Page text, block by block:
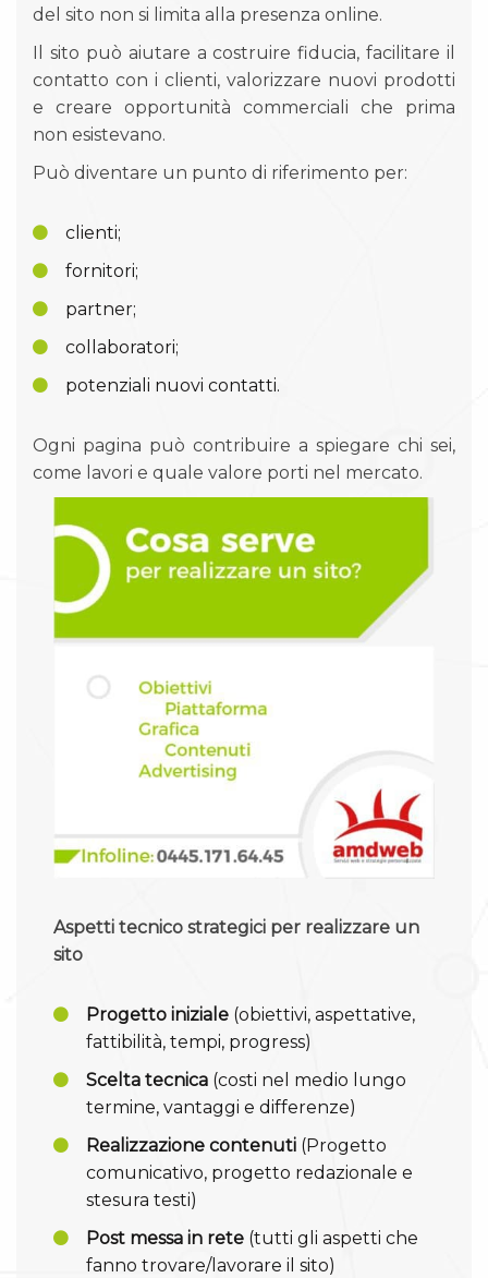
del sito non si limita alla presenza online.
Il sito può aiutare a costruire fiducia, facilitare il
contatto con i clienti, valorizzare nuovi prodotti
e creare opportunità commerciali che prima
non esistevano.
Può diventare un punto di riferimento per:
clienti;
fornitori;
partner;
collaboratori;
potenziali nuovi contatti.
Ogni pagina può contribuire a spiegare chi sei,
come lavori e quale valore porti nel mercato.
Aspetti tecnico strategici per realizzare un
sito
Progetto iniziale (obiettivi, aspettative,
fattibilità, tempi, progress)
Scelta tecnica (costi nel medio lungo
termine, vantaggi e differenze)
Realizzazione contenuti (Progetto
comunicativo, progetto redazionale e
stesura testi)
Post messa in rete (tutti gli aspetti che
fanno trovare/lavorare il sito)